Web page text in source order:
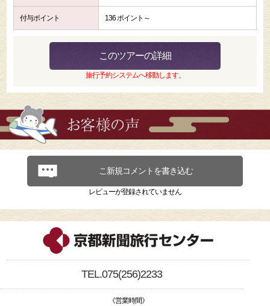
付与ポイント 136 ポイント～
このツアーの詳細
旅行予約システムへ移動します。
こ新規コメントを書き込む
レビューが登録されていません
TEL.075(256)2233
《営業時間》